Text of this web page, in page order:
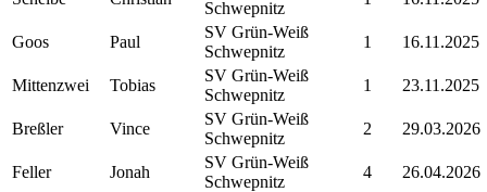
Schwepnitz
Goos Paul
SV Grün-Weiß
Schwepnitz
1 16.11.2025
Mittenzwei Tobias
SV Grün-Weiß
Schwepnitz
1 23.11.2025
Breßler Vince
SV Grün-Weiß
Schwepnitz
2 29.03.2026
Feller Jonah
SV Grün-Weiß
Schwepnitz
4 26.04.2026